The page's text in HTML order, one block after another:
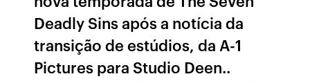
Deadly Sins após a notícia da
transição de estúdios, da A-1
Pictures para Studio Deen..